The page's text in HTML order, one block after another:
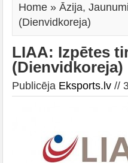
Home » Āzija, Jaunumi
(Dienvidkoreja)
LIAA: Izpētes
(Dienvidkoreja)
Publicēja Eksports.lv //